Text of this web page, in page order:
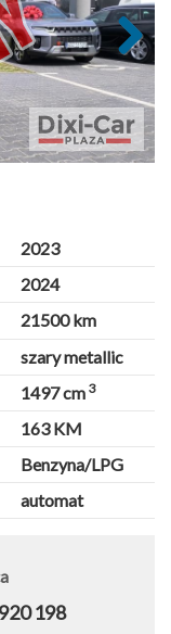
Next
2023
2024
21500 km
szary metallic
1497 cm 3
163 KM
Benzyna/LPG
automat
198